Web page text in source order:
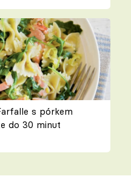
s pórkem
do 30 minut